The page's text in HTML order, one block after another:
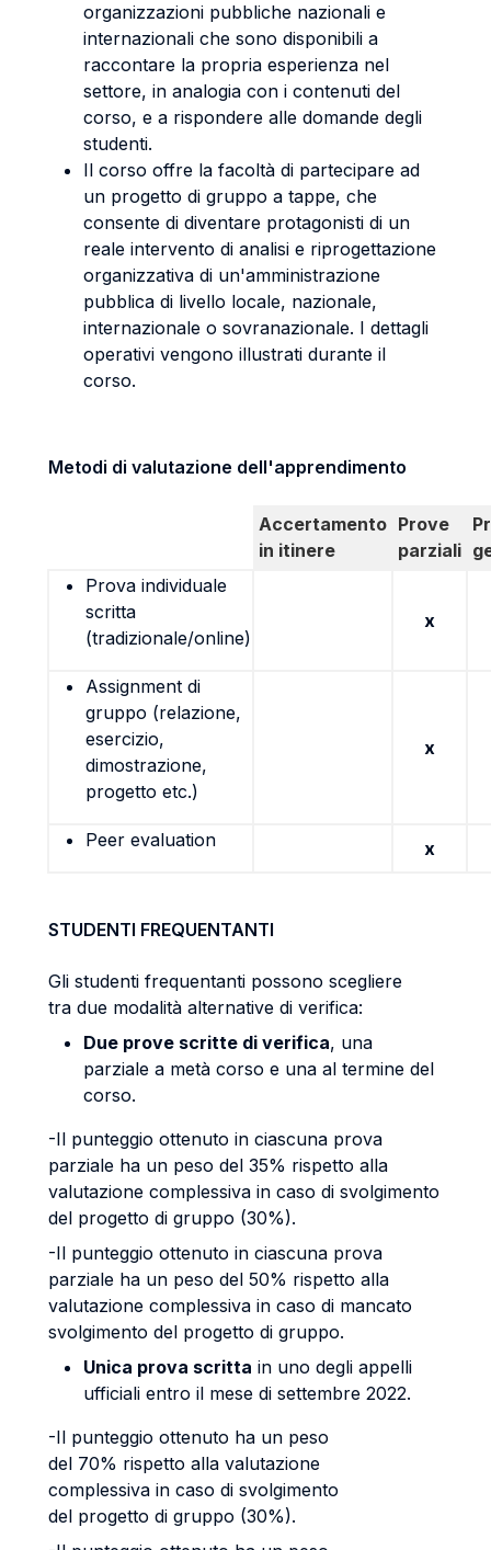
organizzazioni pubbliche nazionali e
internazionali che sono disponibili a
raccontare la propria esperienza nel
settore, in analogia con i contenuti del
corso, e a rispondere alle domande degli
studenti.
Il corso offre la facoltà di partecipare ad
un progetto di gruppo a tappe, che
consente di diventare protagonisti di un
reale intervento di analisi e riprogettazione
organizzativa di un'amministrazione
pubblica di livello locale, nazionale,
internazionale o sovranazionale. I dettagli
operativi vengono illustrati durante il
corso.
Metodi di valutazione dell'apprendimento
Accertamento
in itinere
Prove
parziali
Prova individuale
scritta
(tradizionale/online)
x
Assignment di
gruppo (relazione,
esercizio,
dimostrazione,
progetto etc.)
x
Peer evaluation x
STUDENTI FREQUENTANTI
Gli studenti frequentanti possono scegliere
tra due modalità alternative di verifica:
Due prove scritte di verifica, una
parziale a metà corso e una al termine del
corso.
-Il punteggio ottenuto in ciascuna prova
parziale ha un peso del 35% rispetto alla
valutazione complessiva in caso di svolgimento
del progetto di gruppo (30%).
-Il punteggio ottenuto in ciascuna prova
parziale ha un peso del 50% rispetto alla
valutazione complessiva in caso di mancato
svolgimento del progetto di gruppo.
Unica prova scritta in uno degli appelli
ufficiali entro il mese di settembre 2022.
-Il punteggio ottenuto ha un peso
del 70% rispetto alla valutazione
complessiva in caso di svolgimento
del progetto di gruppo (30%).